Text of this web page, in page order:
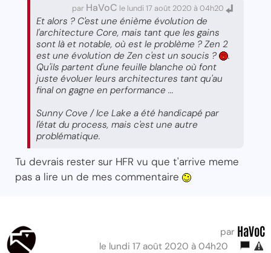
par HaVoC le lundi 17 août 2020 à 04h20
Et alors ? C'est une énième évolution de
l'architecture Core, mais tant que les gains
sont là et notable, où est le problème ? Zen 2
est une évolution de Zen c'est un soucis ?
.
Qu'ils partent d'une feuille blanche où font
juste évoluer leurs architectures tant qu'au
final on gagne en performance ...
Sunny Cove / Ice Lake a été handicapé par
l'état du process, mais c'est une autre
problématique.
Tu devrais rester sur HFR vu que t'arrive meme
pas a lire un de mes commentaire
par HaVoC
le lundi 17 août 2020 à 04h20